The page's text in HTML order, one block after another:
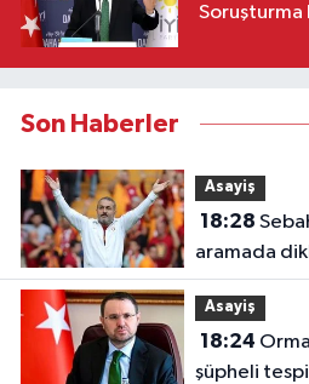
Soruşturma
Son Haberler
Asayiş
18:28
aramada
Asayiş
18:24
şüpheli